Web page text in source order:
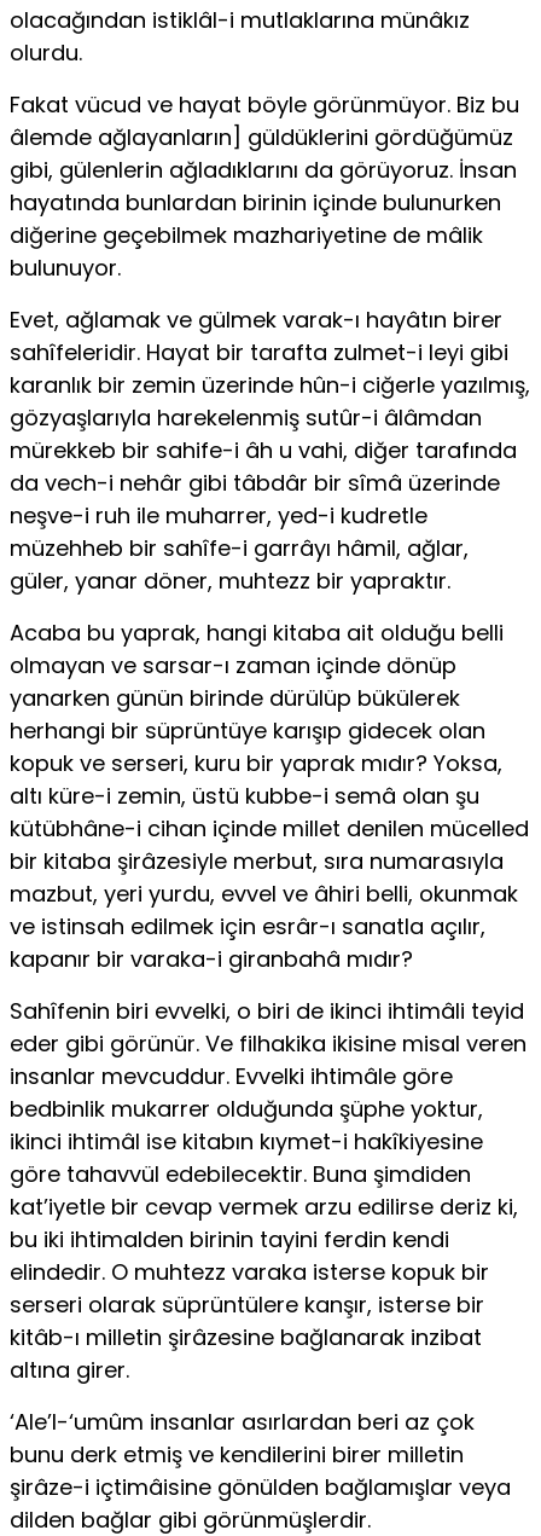
olacağından istiklâl-i mutlaklarına münâkız
olurdu.
Fakat vücud ve hayat böyle görünmüyor. Biz bu
âlemde ağlayanların] güldüklerini gördüğümüz
gibi, gülenlerin ağladıklarını da görüyoruz. İn­san
hayatında bunlardan birinin içinde bulunurken
diğerine geçebilmek mazhariyetine de mâlik
bulunuyor.
Evet, ağlamak ve gülmek varak-ı hayâtın birer
sahîfeleridir. Hayat bir tarafta zulmet-i leyi gibi
karanlık bir zemin üzerinde hûn-i ciğerle yazıl­mış,
gözyaşlarıyla harekelenmiş sutûr-i âlâmdan
mürekkeb bir sahife-i âh u vahi, diğer tarafında
da vech-i nehâr gibi tâbdâr bir sîmâ üzerinde
neşve-i ruh ile muharrer, yed-i kudretle
müzehheb bir sahîfe-i garrâyı hâmil, ağlar,
güler, yanar döner, muhtezz bir yapraktır.
Acaba bu yaprak, hangi kitaba ait olduğu belli
olmayan ve sarsar-ı za­man içinde dönüp
yanarken günün birinde dürülüp bükülerek
herhan­gi bir süprüntüye karışıp gidecek olan
kopuk ve serseri, kuru bir yaprak mıdır? Yoksa,
altı küre-i zemin, üstü kubbe-i semâ olan şu
kütübhâne-i cihan içinde millet denilen mücelled
bir kitaba şirâzesiyle merbut, sıra numarasıyla
mazbut, yeri yurdu, evvel ve âhiri belli, okunmak
ve istinsah edilmek için esrâr-ı sanatla açılır,
kapanır bir varaka-i giranbahâ mıdır?
Sahîfenin biri evvelki, o biri de ikinci ihtimâli teyid
eder gibi görünür. Ve filhakika ikisine misal veren
insanlar mevcuddur. Evvelki ihtimâle göre
bedbinlik mukarrer olduğunda şüphe yoktur,
ikinci ihtimâl ise ki­tabın kıymet-i hakîkiyesine
göre tahavvül edebilecektir. Buna şimdiden
kat’iyetle bir cevap vermek arzu edilirse deriz ki,
bu iki ihtimalden birinin tayini ferdin kendi
elindedir. O muhtezz varaka isterse kopuk bir
serseri olarak süprüntülere kanşır, isterse bir
kitâb-ı milletin şirâzesine bağlana­rak inzibat
altına girer.
‘Ale’l-‘umûm insanlar asırlardan beri az çok
bunu derk etmiş ve ken­dilerini birer milletin
şirâze-i içtimâisine gönülden bağlamışlar veya
dil­den bağlar gibi görünmüşlerdir.